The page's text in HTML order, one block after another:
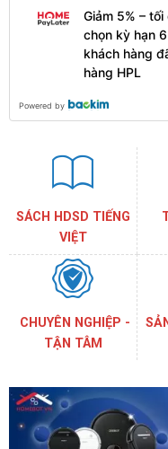
Giảm 5% –
chọn kỳ hạn
khách hàng
hàng HPL
Powered by
SÁCH HDSD TIẾNG
VIỆT
CHUYÊN NGHIỆP -
TẬN TÂM